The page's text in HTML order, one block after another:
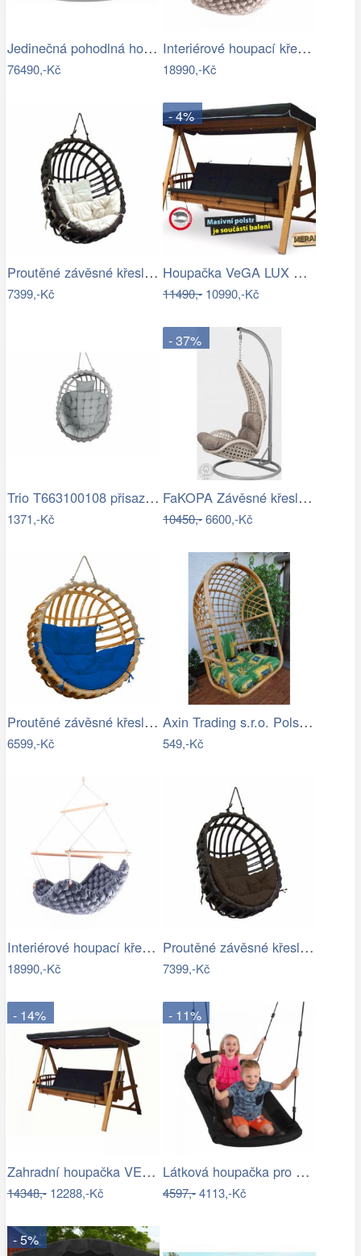
Jedinečná pohodlná houpačka - TS
76490,-Kč
Interiérové houpací křeslo Swingy In…
18990,-Kč
Proutěné závěsné křeslo Lena, hnědý rám…
7399,-Kč
- 4%
Houpačka VeGA LUX GREEN Mdum
11490,-10990,-Kč
Trio T663100108 přisazené stropní…
1371,-Kč
- 37%
FaKOPA Závěsné křeslo do domu i na…
10450,-6600,-Kč
Proutěné závěsné křeslo Elis, přírodní…
6599,-Kč
Axin Trading s.r.o. Polstr na závěsnou…
549,-Kč
Interiérové houpací křeslo Swingy In…
18990,-Kč
Proutěné závěsné křeslo Lena, hnědý rám…
7399,-Kč
- 14%
Zahradní houpačka VEGAS LUX Rojaplast
14348,-12288,-Kč
- 11%
Látková houpačka pro děti-ZO
4597,-4113,-Kč
- 5%